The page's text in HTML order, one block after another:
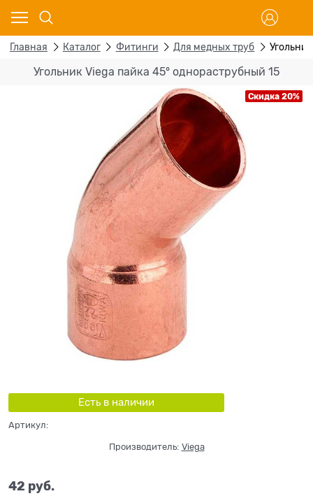
Главная Каталог Фитинги Для медных труб
Угольник Viega пайка 45° однораструбный 15
Скидка 20%
Есть в наличии
Артикул:
Производитель: Viega
42 руб.